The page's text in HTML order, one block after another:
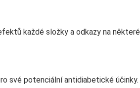
každé složky a odkazy na některé
své potenciální antidiabetické účinky.